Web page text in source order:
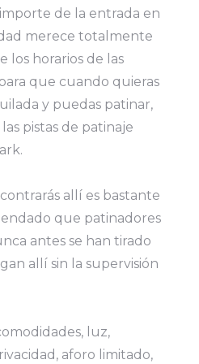
de la entrada en
merece totalmente
los horarios de las
que cuando quieras
y puedas patinar,
pistas de patinaje
allí es bastante
que patinadores
antes se han tirado
allí sin la supervisión
luz,
aforo limitado,